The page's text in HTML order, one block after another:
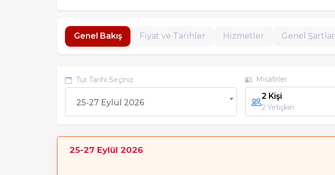
Genel Bakış Fiyat ve Tarihler Hizmetler Genel Şartlar
Tur Tarihi Seçiniz
25-27 Eylül 2026
Misafirler
2 Kişi
2 Yetişkin
25-27 Eylül 2026